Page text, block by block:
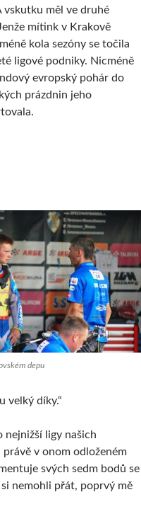
vskutku měl ve druhé
mítink v Krakově
kola sezóny se točila
ligové podniky. Nicméně
evropský pohár do
prázdnin jeho
depu
velký díky.“
nejnižší ligy našich
v onom odloženém
svých sedm bodů se
nemohli přát, poprvý mě